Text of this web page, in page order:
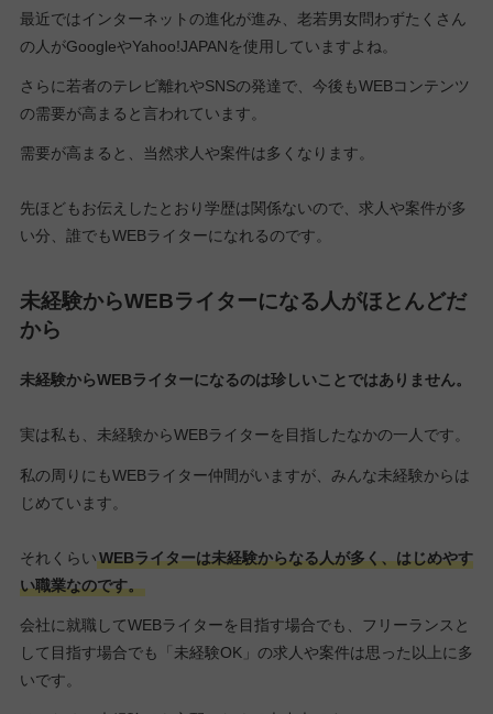
最近ではインターネットの進化が進み、老若男女問わずたくさん
の人がGoogleやYahoo!JAPANを使用していますよね。
さらに若者のテレビ離れやSNSの発達で、今後もWEBコンテンツ
の需要が高まると言われています。
需要が高まると、当然求人や案件は多くなります。
先ほどもお伝えしたとおり学歴は関係ないので、求人や案件が多
い分、誰でもWEBライターになれるのです。
未経験からWEBライターになる人がほとんどだ
から
未経験からWEBライターになるのは珍しいことではありません。
実は私も、未経験からWEBライターを目指したなかの一人です。
私の周りにもWEBライター仲間がいますが、みんな未経験からは
じめています。
それくらいWEBライターは未経験からなる人が多く、はじめやす
い職業なのです。
会社に就職してWEBライターを目指す場合でも、フリーランスと
して目指す場合でも「未経験OK」の求人や案件は思った以上に多
いです。